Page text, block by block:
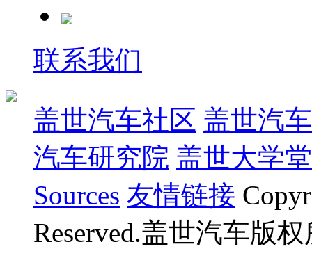
联系我们
盖世汽车社区 盖世汽
汽车研究院 盖世大学堂
Sources 友情链接
Reserved.盖世汽车版